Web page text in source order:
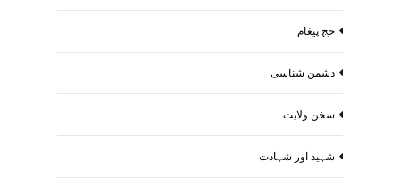
حج پیغام
دشمن شناسی
سخن ولایت
شہید اور شہادت